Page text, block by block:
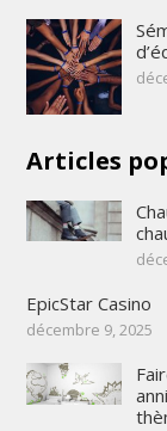
Articles
EpicStar Casino
décembre 9, 2025